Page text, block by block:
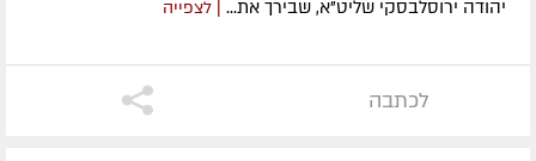
יהודה ירוסלבסקי שליט"א, שבירך את... | לצפייה
לכתבה